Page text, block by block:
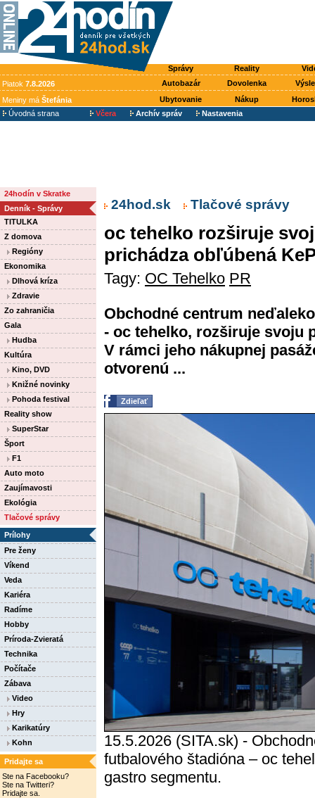
Správy Reality
Piatok 7.8.2026 Autobazár Dovolenka
Meniny má Štefánia Ubytovanie Nákup
Úvodná strana
Včera Archív správ Nastavenia
24hodín v Skratke
Denník - Správy
TITULKA
Z domova
Regióny
Ekonomika
Dlhová kríza
Zdravie
Zo zahraničia
Gala
Hudba
Kultúra
Kino, DVD
Knižné novinky
Pohoda festival
Reality show
SuperStar
Šport
F1
Auto moto
Zaujímavosti
Ekológia
Tlačové správy
Prílohy
Pre ženy
Víkend
Veda
Kariéra
Radíme
Hobby
Príroda-Zvieratá
Technika
Počítače
Zábava
Video
Hry
Karikatúry
Kohn
Pridajte sa
Ste na Facebooku?
Ste na Twitteri?
Pridajte sa.
24hod.sk Tlačové správy
oc tehelko rozširuje
prichádza obľúbená
Tagy: OC Tehelko PR
Obchodné centrum
- oc tehelko, rozširuje svoju
V rámci jeho nákupnej
otvorenú ...
Zdieľať
15.5.2026 (SITA.sk) -
futbalového štadióna – oc
gastro segmentu.